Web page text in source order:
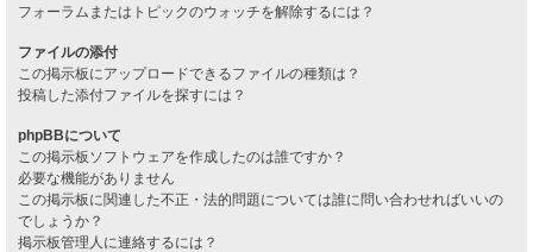
フォーラムまたはトピックのウォッチを解除するには？
ファイルの添付
この掲示板にアップロードできるファイルの種類は？
投稿した添付ファイルを探すには？
phpBBについて
この掲示板ソフトウェアを作成したのは誰ですか？
必要な機能がありません
この掲示板に関連した不正・法的問題については誰に問い合わせればいいの
でしょうか？
掲示板管理人に連絡するには？